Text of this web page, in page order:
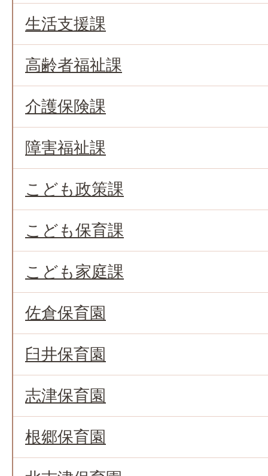
生活支援課
高齢者福祉課
介護保険課
障害福祉課
こども政策課
こども保育課
こども家庭課
佐倉保育園
臼井保育園
志津保育園
根郷保育園